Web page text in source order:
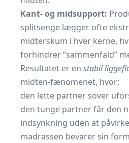
Kant- og midsupport:
splitsenge lægger ofte
midterskum i hver kerne,
forhindrer “sammenfald”
Resultatet er en stabil
midten-fænomenet, hvor:
den lette partner sover
den tunge partner får den
indsynkning uden at
madrassen bevarer sin